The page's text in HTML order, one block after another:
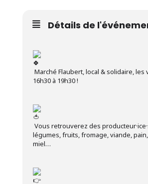
Détails de
Marché Flaubert, local & solidaire,
16h30 à 19h30 !
Vous retrouverez des
légumes, fruits, fromage, viande,
miel…